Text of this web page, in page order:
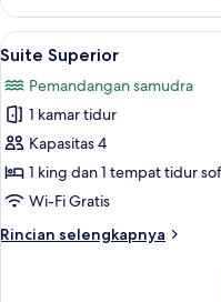
Kamar
Premium
Lihat
semua
foto
untuk
Suite
Superior
7
Suite Superior
Pemandangan samudra
1 kamar tidur
Kapasitas 4
1 king dan 1 tempat tidur
Wi-Fi Gratis
Rincian selengkapnya
Rincian